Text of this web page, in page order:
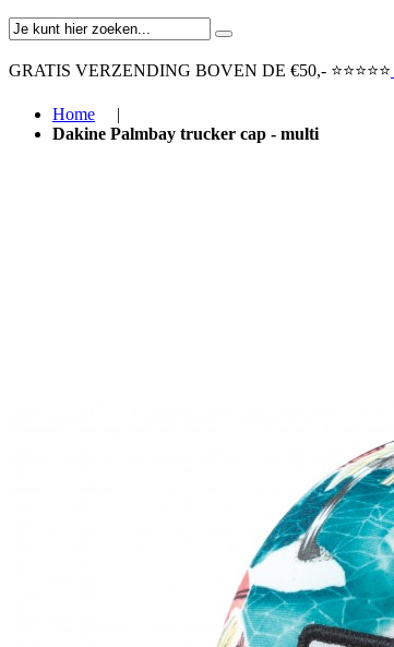
GRATIS VERZENDING BOVEN ​DE €50,-​ ⭐⭐⭐⭐⭐
Home
|
Dakine Palmbay trucker cap - multi